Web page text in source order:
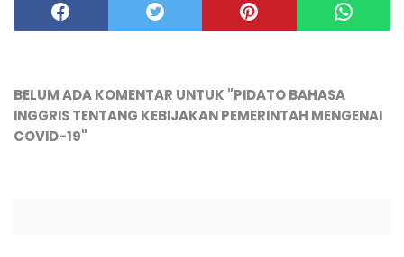
BELUM ADA KOMENTAR UNTUK "PIDATO BAHASA
INGGRIS TENTANG KEBIJAKAN PEMERINTAH MENGENAI
COVID-19"